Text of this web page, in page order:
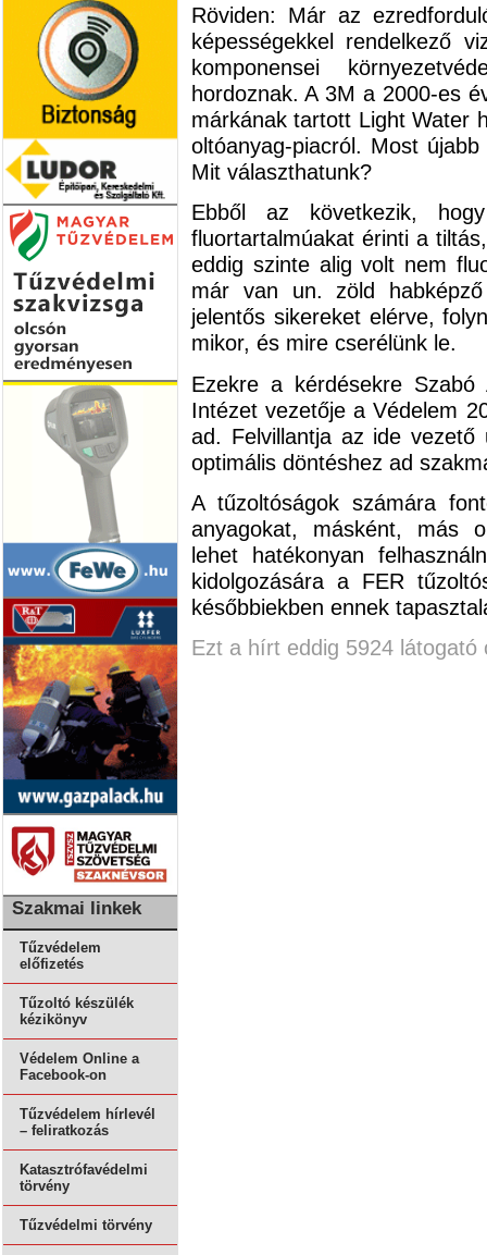
Szakmai linkek
Tűzvédelem
előfizetés
Tűzoltó készülék
kézikönyv
Védelem Online a
Facebook-on
Tűzvédelem hírlevél
– feliratkozás
Katasztrófavédelmi
törvény
Tűzvédelmi törvény
Röviden: Már az
képességekkel rendelkező
komponensei
hordoznak. A 3M a 2000-es
márkának tartott Light Water
oltóanyag-piacról. Most
Mit választhatunk?
Ebből az következik,
fluortartalmúakat érinti a
eddig szinte alig volt nem
már van un. zöld
jelentős sikereket elérve,
mikor, és mire cserélünk le.
Ezekre a kérdésekre
Intézet vezetője a Védelem
ad. Felvillantja az ide
optimális döntéshez ad
A tűzoltóságok számára
anyagokat, másként, más
lehet hatékonyan
kidolgozására a FER
későbbiekben ennek
Ezt a hírt eddig 5924 látogató